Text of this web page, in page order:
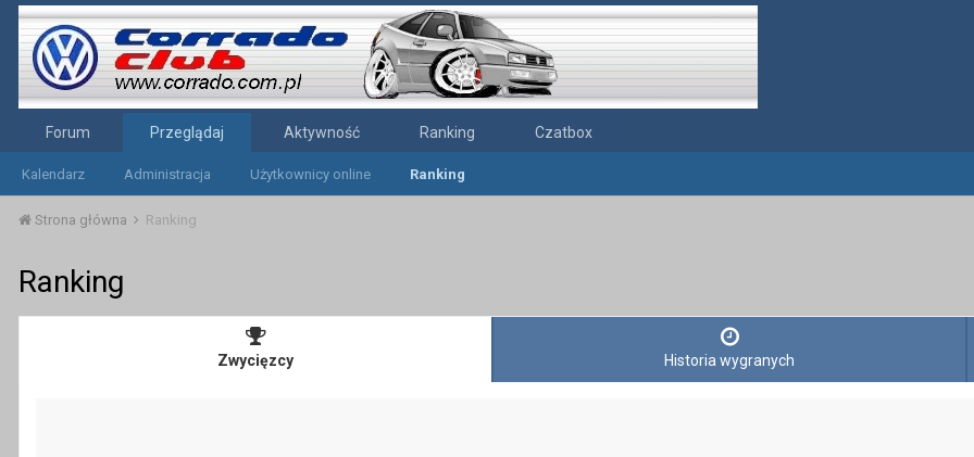
Forum Przeglądaj
Kalendarz Administracja Użytkownicy online Ranking
Aktywność Ranking Czatbox
Strona główna Ranking
Ranking
Zwycięzcy Historia wygranych